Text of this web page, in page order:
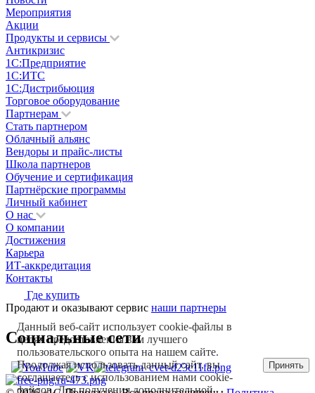
Мероприятия
Акции
Продукты и сервисы
Антикризис
1С:Предприятие
1С:ИТС
1С:Дистрибьюция
Торговое оборудование
Партнерам
Стать партнером
Облачный альянс
Вендоры и прайс-листы
Школа партнеров
Обучение и сертификация
Партнёрские программы
Личный кабинет
О нас
О компании
Достижения
Карьера
ИТ-аккредитация
Контакты
Где купить
Продают и оказывают сервис наши партнеры
Социальные сети
Данный веб-сайт использует cookie-файлы в
целях предоставления вам лучшего
пользовательского опыта на нашем сайте.
Продолжая использовать данный сайт, вы
соглашаетесь с использованием нами cookie-
файлов. Для получения дополнительной
Принять